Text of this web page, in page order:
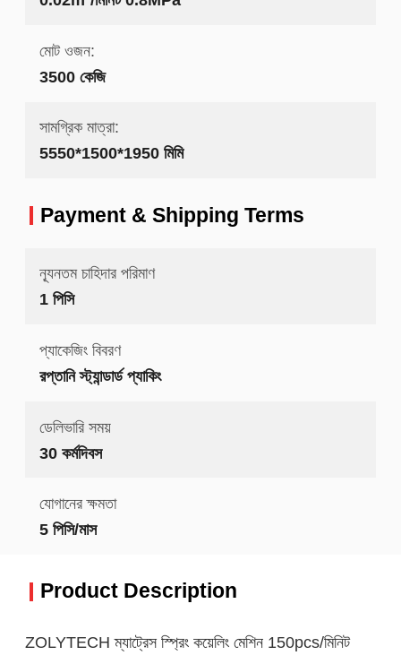
মোট ওজন:
3500 কেজি
সামগ্রিক মাত্রা:
5550*1500*1950 মিমি
Payment & Shipping Terms
ন্যূনতম চাহিদার পরিমাণ
1 পিসি
প্যাকেজিং বিবরণ
রপ্তানি স্ট্যান্ডার্ড প্যাকিং
ডেলিভারি সময়
30 কর্মদিবস
যোগানের ক্ষমতা
5 পিসি/মাস
Product Description
ZOLYTECH ম্যাট্রেস স্প্রিং কয়েলিং মেশিন 150pcs/মিনিট